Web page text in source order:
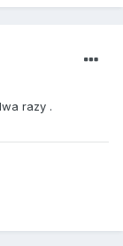
razy .